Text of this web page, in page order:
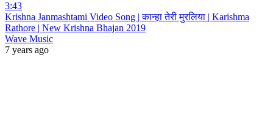
3:43
Krishna Janmashtami Video Song | कान्हा तेरी मुरलिया | Karishma
Rathore | New Krishna Bhajan 2019
Wave Music
7 years ago